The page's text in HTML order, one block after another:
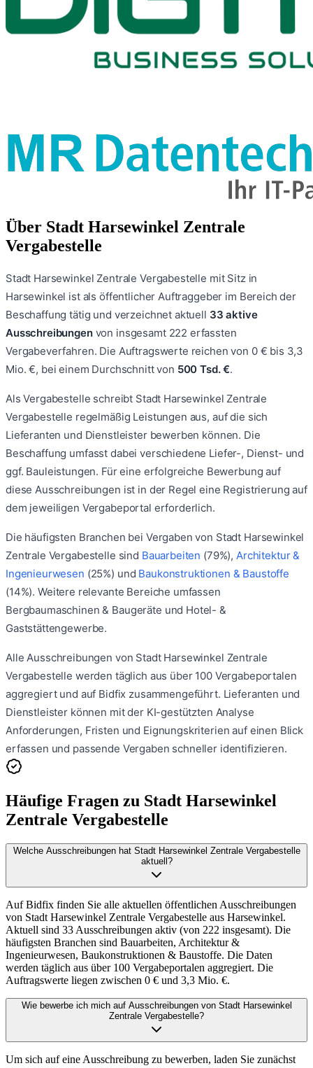
Über Stadt Harsewinkel Zentrale
Vergabestelle
Stadt Harsewinkel Zentrale Vergabestelle mit Sitz in
Harsewinkel ist als öffentlicher Auftraggeber im Bereich der
Beschaffung tätig und verzeichnet aktuell 33 aktive
Ausschreibungen von insgesamt 222 erfassten
Vergabeverfahren. Die Auftragswerte reichen von 0 € bis 3,3
Mio. €, bei einem Durchschnitt von 500 Tsd. €.
Als Vergabestelle schreibt Stadt Harsewinkel Zentrale
Vergabestelle regelmäßig Leistungen aus, auf die sich
Lieferanten und Dienstleister bewerben können. Die
Beschaffung umfasst dabei verschiedene Liefer-, Dienst- und
ggf. Bauleistungen. Für eine erfolgreiche Bewerbung auf
diese Ausschreibungen ist in der Regel eine Registrierung auf
dem jeweiligen Vergabeportal erforderlich.
Die häufigsten Branchen bei Vergaben von Stadt Harsewinkel
Zentrale Vergabestelle sind Bauarbeiten (79%), Architektur &
Ingenieurwesen (25%) und Baukonstruktionen & Baustoffe
(14%). Weitere relevante Bereiche umfassen
Bergbaumaschinen & Baugeräte und Hotel- &
Gaststättengewerbe.
Alle Ausschreibungen von Stadt Harsewinkel Zentrale
Vergabestelle werden täglich aus über 100 Vergabeportalen
aggregiert und auf Bidfix zusammengeführt. Lieferanten und
Dienstleister können mit der KI-gestützten Analyse
Anforderungen, Fristen und Eignungskriterien auf einen Blick
erfassen und passende Vergaben schneller identifizieren.
Häufige Fragen zu Stadt Harsewinkel
Zentrale Vergabestelle
Welche Ausschreibungen hat Stadt Harsewinkel Zentrale Vergabestelle
aktuell?
Auf Bidfix finden Sie alle aktuellen öffentlichen Ausschreibungen
von Stadt Harsewinkel Zentrale Vergabestelle aus Harsewinkel.
Aktuell sind 33 Ausschreibungen aktiv (von 222 insgesamt). Die
häufigsten Branchen sind Bauarbeiten, Architektur &
Ingenieurwesen, Baukonstruktionen & Baustoffe. Die Daten
werden täglich aus über 100 Vergabeportalen aggregiert. Die
Auftragswerte liegen zwischen 0 € und 3,3 Mio. €.
Wie bewerbe ich mich auf Ausschreibungen von Stadt Harsewinkel
Zentrale Vergabestelle?
Um sich auf eine Ausschreibung zu bewerben, laden Sie zunächst